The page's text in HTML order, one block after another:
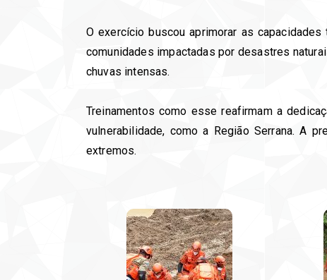
O exercício buscou aprimorar as
comunidades impactadas por desastres
chuvas intensas.
Treinamentos como esse reafirmam a
vulnerabilidade, como a Região Serrana. A
extremos.